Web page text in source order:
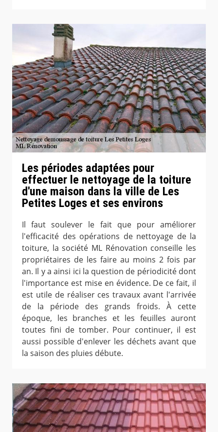
Les périodes adaptées pour
effectuer le nettoyage de la toiture
d'une maison dans la ville de Les
Petites Loges et ses environs
Il faut soulever le fait que pour améliorer
l'efficacité des opérations de nettoyage de la
toiture, la société ML Rénovation conseille les
propriétaires de les faire au moins 2 fois par
an. Il y a ainsi ici la question de périodicité dont
l'importance est mise en évidence. De ce fait, il
est utile de réaliser ces travaux avant l'arrivée
de la période des grands froids. À cette
époque, les branches et les feuilles auront
toutes fini de tomber. Pour continuer, il est
aussi possible d'enlever les déchets avant que
la saison des pluies débute.